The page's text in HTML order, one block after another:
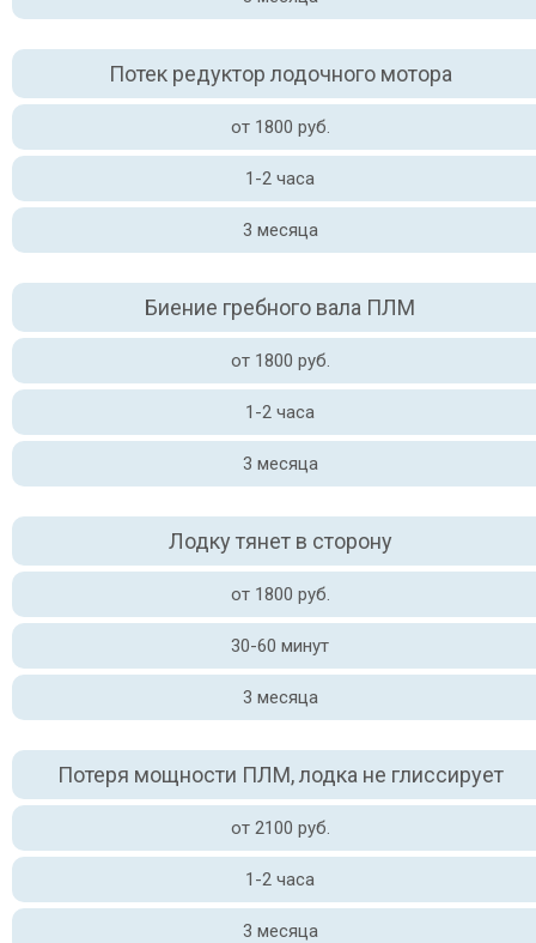
Потек редуктор лодочного мотора
от 1800 руб.
1-2 часа
3 месяца
Биение гребного вала ПЛМ
от 1800 руб.
1-2 часа
3 месяца
Лодку тянет в сторону
от 1800 руб.
30-60 минут
3 месяца
Потеря мощности ПЛМ, лодка не глиссирует
от 2100 руб.
1-2 часа
3 месяца